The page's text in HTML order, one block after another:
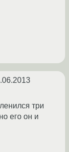
три
его он и